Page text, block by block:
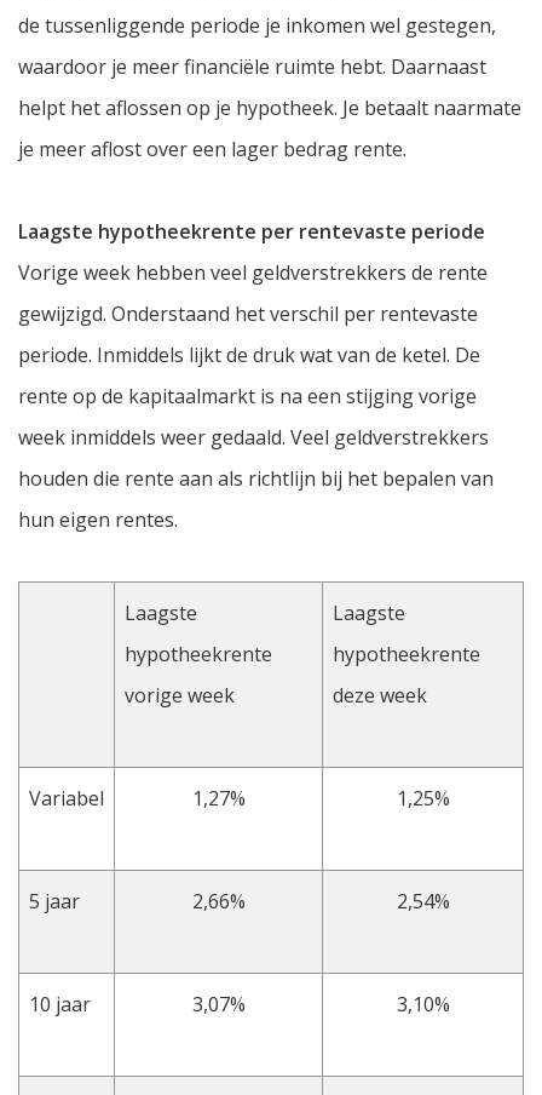
de tussenliggende periode je inkomen wel gestegen,
waardoor je meer financiële ruimte hebt. Daarnaast
helpt het aflossen op je hypotheek. Je betaalt naarmate
je meer aflost over een lager bedrag rente.
Laagste hypotheekrente per rentevaste periode
Vorige week hebben veel geldverstrekkers de rente
gewijzigd. Onderstaand het verschil per rentevaste
periode. Inmiddels lijkt de druk wat van de ketel. De
rente op de kapitaalmarkt is na een stijging vorige
week inmiddels weer gedaald. Veel geldverstrekkers
houden die rente aan als richtlijn bij het bepalen van
hun eigen rentes.
Laagste
hypotheekrente
vorige week
Laagste
hypotheekrente
deze week
Variabel 1,27% 1,25%
5 jaar 2,66% 2,54%
10 jaar 3,07% 3,10%